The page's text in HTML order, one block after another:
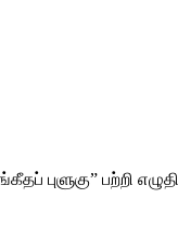
புளுகு” பற்றி எழுதி